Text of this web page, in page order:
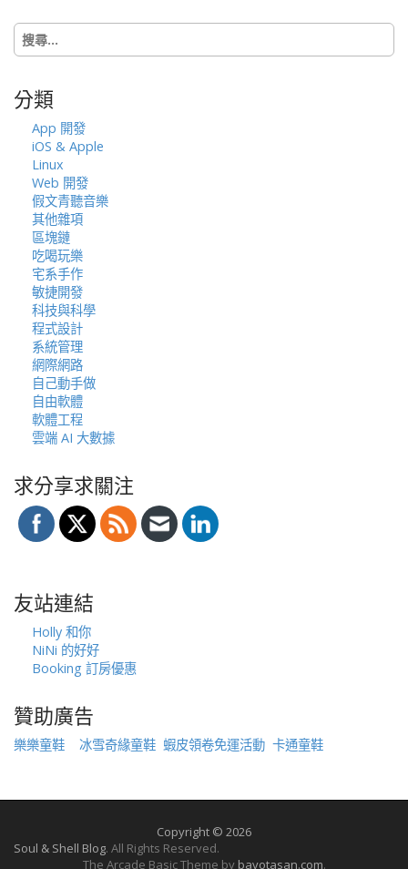
搜
尋
字:
分類
App 開發
iOS & Apple
Linux
Web 開發
假文青聽音樂
其他雜項
區塊鏈
吃喝玩樂
宅系手作
敏捷開發
科技與科學
程式設計
系統管理
網際網路
自己動手做
自由軟體
軟體工程
雲端 AI 大數據
求分享求關注
友站連結
Holly 和你
NiNi 的好好
Booking 訂房優惠
贊助廣告
樂樂童鞋 冰雪奇緣童鞋 蝦皮領卷免運活動 卡通童鞋
Copyright © 2026
Soul & Shell Blog. All Rights Reserved.
The Arcade Basic Theme by bavotasan.com.